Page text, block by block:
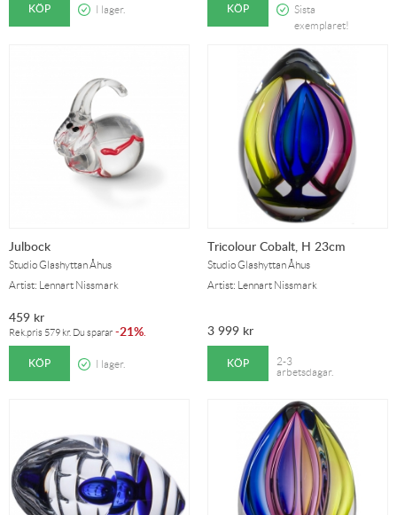
KÖP I lager. KÖP
Sista
exemplaret!
Julbock
Studio Glashyttan Åhus
Artist: Lennart Nissmark
459 kr
Rek.pris 579 kr. Du sparar -21%.
KÖP I lager.
Tricolour Cobalt, H 23cm
Studio Glashyttan Åhus
Artist: Lennart Nissmark
3 999 kr
KÖP
2-3
arbetsdagar.